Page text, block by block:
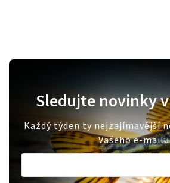
Sledujte novinky
Každý týden ty nejzajímavější
Vašeho e-mailu